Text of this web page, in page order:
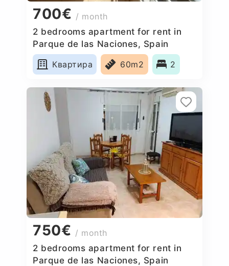
700€ / month
2 bedrooms apartment for rent in
Parque de las Naciones, Spain
Квартира
60m2 2
750€ / month
2 bedrooms apartment for rent in
Parque de las Naciones, Spain